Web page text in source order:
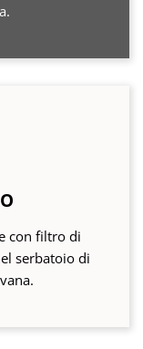
con filtro di
serbatoio di